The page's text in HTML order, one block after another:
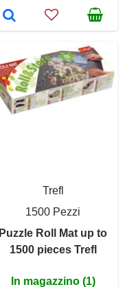
Trefl
1500 Pezzi
Puzzle Roll Mat up to
1500 pieces Trefl
In magazzino (1)